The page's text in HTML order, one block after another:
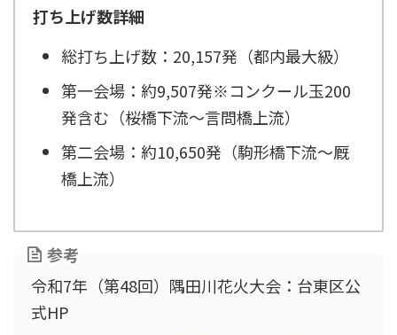
打ち上げ数詳細
総打ち上げ数：20,157発（都内最大級）
第一会場：約9,507発※コンクール玉200
発含む（桜橋下流～言問橋上流）
第二会場：約10,650発（駒形橋下流～厩
橋上流）
参考
令和7年（第48回）隅田川花火大会：台東区公
式HP